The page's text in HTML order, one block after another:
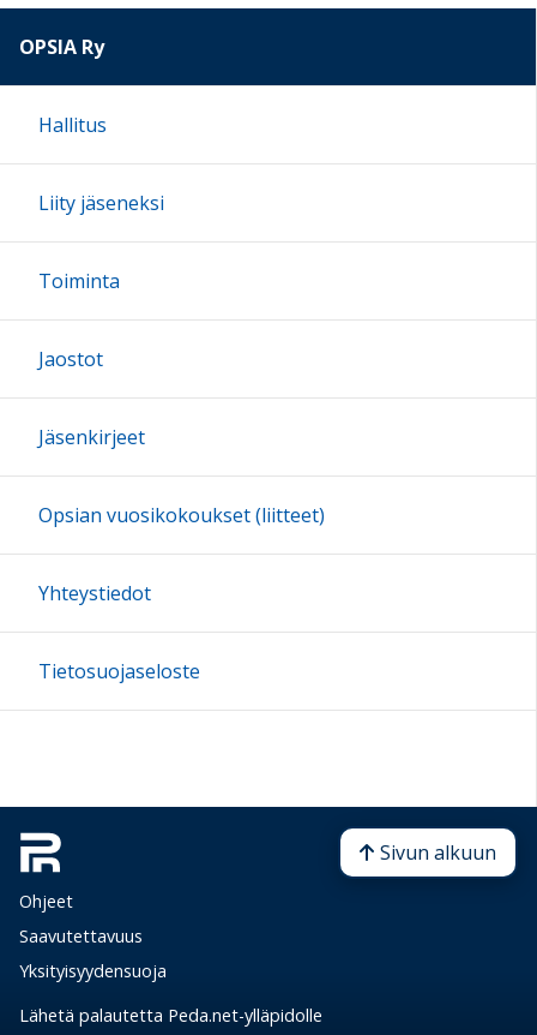
OPSIA Ry
Hallitus
Liity jäseneksi
Toiminta
Jaostot
Jäsenkirjeet
Opsian vuosikokoukset (liitteet)
Yhteystiedot
Tietosuojaseloste
Ohjeet
Saavutettavuus
Yksityisyydensuoja
Lähetä palautetta Peda.net-ylläpidolle
Sivun alkuun